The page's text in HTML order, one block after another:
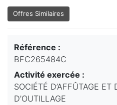
Offres Similaires
Référence :
BFC265484C
Activité exercée :
SOCIÉTÉ D’AFFÛTAGE ET
D’OUTILLAGE